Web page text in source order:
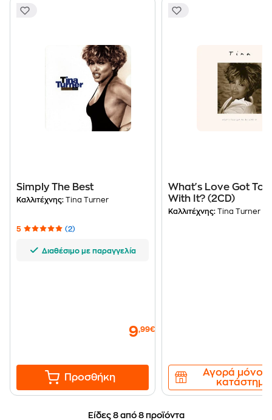
Simply The Best
Καλλιτέχνης: Tina Turner
5 (2)
Διαθέσιμο με παραγγελία
9,99€
Προσθήκη
What's Love Got To
With It? (2CD)
Καλλιτέχνης: Tina Turner
Αγορά μόνο
κατάστημα
Είδες 8 από 8 προϊόντα